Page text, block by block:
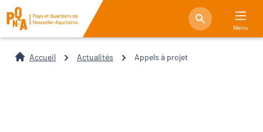
Menu
Accueil Actualités Appels à projet